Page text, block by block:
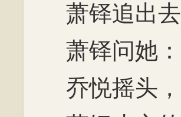
萧铎追出
萧铎问她
乔悦摇头